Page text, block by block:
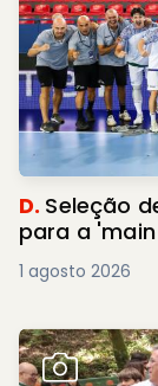
D. Seleção
para a
1 agosto 2026